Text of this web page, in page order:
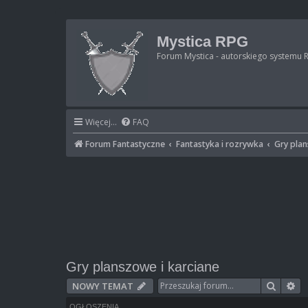
Mystica RPG
Forum Mystica - autorskiego systemu
Więcej… FAQ
Forum Fantastyczne
Fantastyka i rozrywka Gry
Gry planszowe i karciane
NOWY TEMAT Szukaj